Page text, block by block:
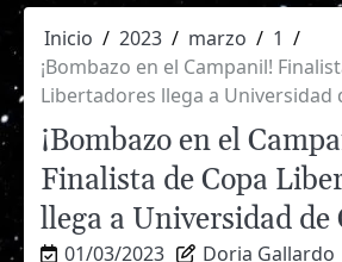
Inicio 2023 marzo
1
¡Bombazo en el Campanil!
Libertadores llega a Universidad
¡Bombazo en el
Finalista de Copa
llega a Universidad de
01/03/2023 Doria Gallardo